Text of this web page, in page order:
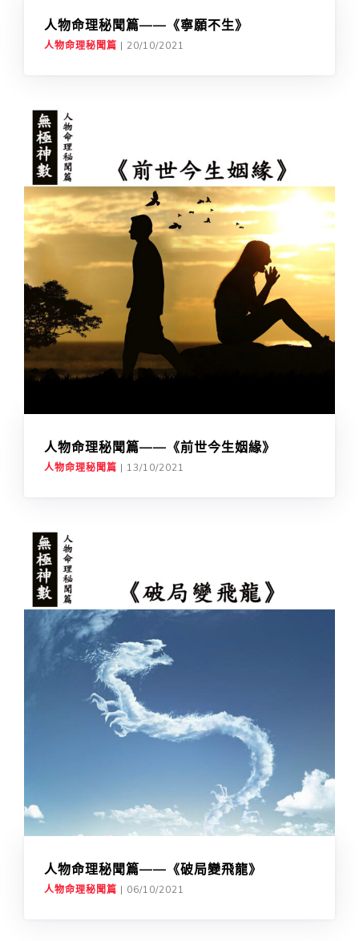
人物命理秘聞篇——《寧願不生》
人物命理秘聞篇 | 20/10/2021
人物命理秘聞篇——《前世今生姻緣》
人物命理秘聞篇 | 13/10/2021
人物命理秘聞篇——《破局變飛龍》
人物命理秘聞篇 | 06/10/2021